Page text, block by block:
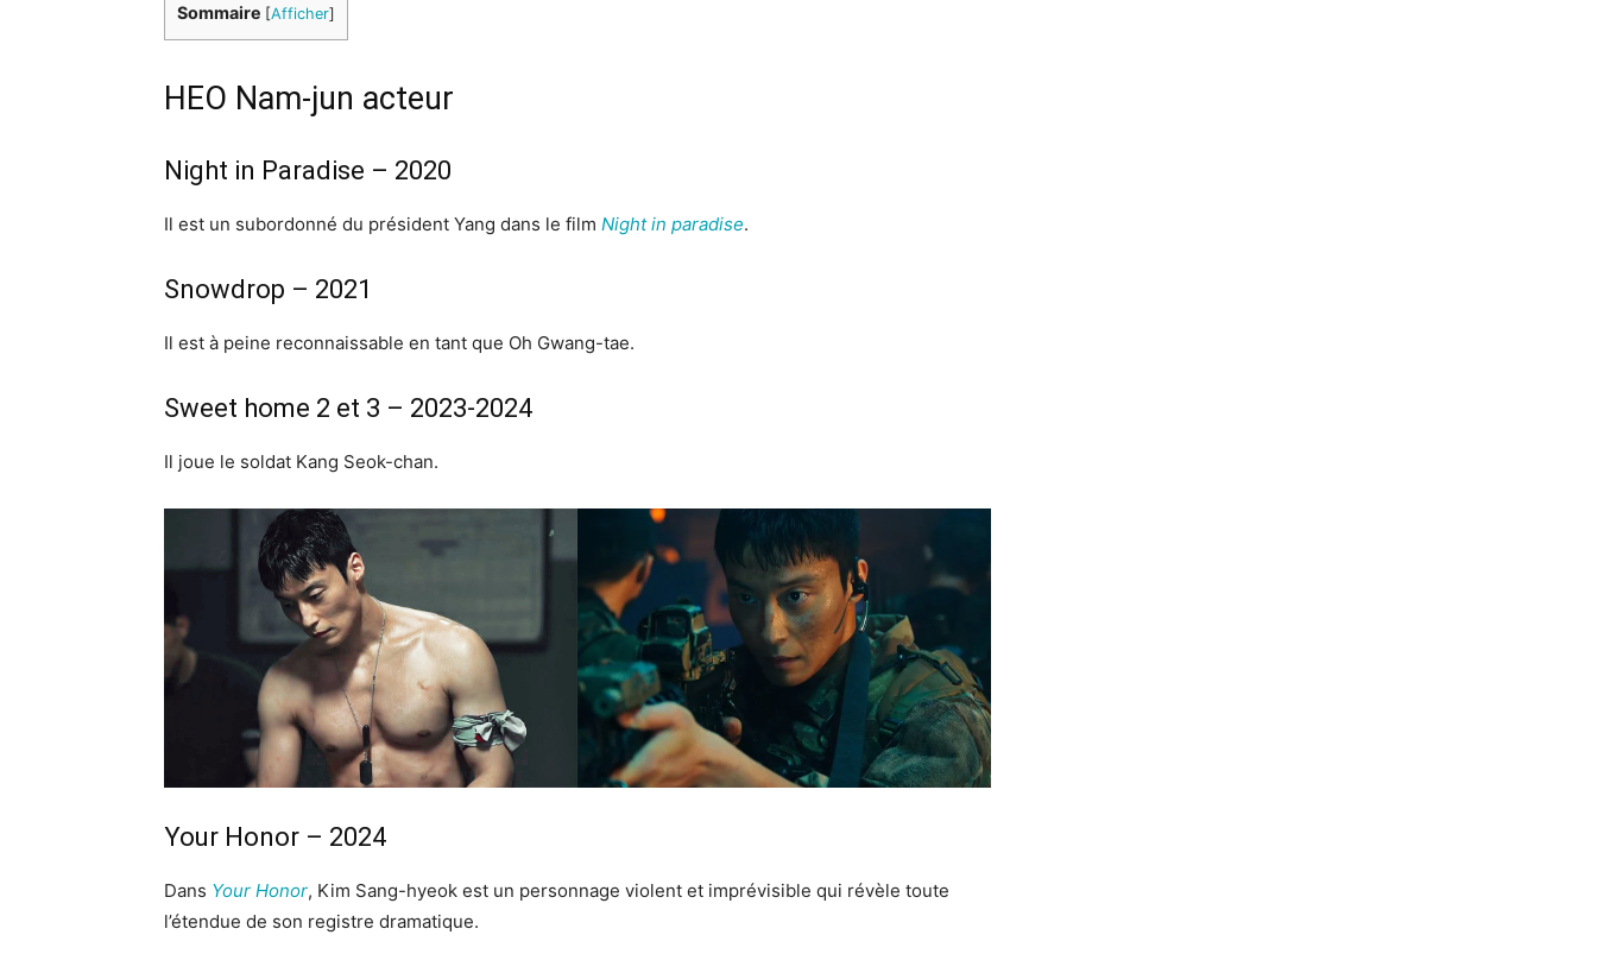
Sommaire [Afficher]
HEO Nam-jun acteur
Night in Paradise – 2020
Il est un subordonné du président Yang dans le film Night in paradise.
Snowdrop – 2021
Il est à peine reconnaissable en tant que Oh Gwang-tae.
Sweet home 2 et 3 – 2023-2024
Il joue le soldat Kang Seok-chan.
Your Honor – 2024
Dans Your Honor, Kim Sang-hyeok est un personnage violent et imprévisible qui révèle toute
l’étendue de son registre dramatique.